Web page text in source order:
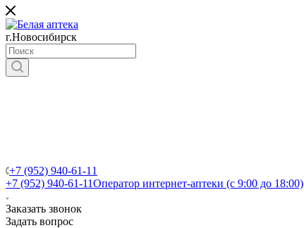
г.Новосибирск
+7 (952) 940-61-11
+7 (952) 940-61-11Оператор интернет-аптеки (с 9:00 до 18:00)
Заказать звонок
Задать вопрос